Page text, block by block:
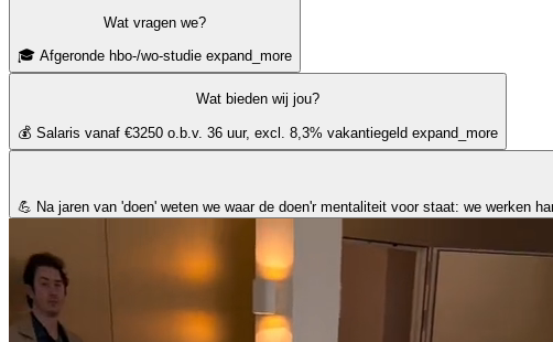
Wat vragen we?
🎓 Afgeronde hbo-/wo-studie expand_more
Wat bieden wij jou?
💰 Salaris vanaf €3250 o.b.v. 36 uur, excl. 8,3% vakantiegeld expand_more
💪 Na jaren van 'doen' weten we waar de doen'r mentaliteit voor staat: we werken